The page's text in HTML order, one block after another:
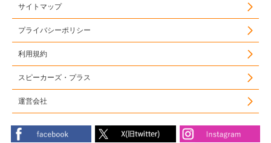
サイトマップ
プライバシーポリシー
利用規約
スピーカーズ・プラス
運営会社